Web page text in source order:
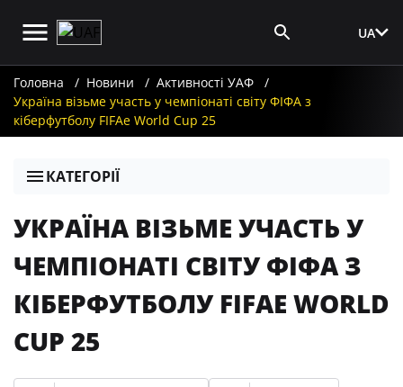
UA
Головна Новини
Активності УАФ
Україна візьме участь у чемпіонаті світу ФІФА з
кіберфутболу FIFAe World Cup 25
КАТЕГОРІЇ
УКРАЇНА ВІЗЬМЕ УЧАСТЬ У
ЧЕМПІОНАТІ СВІТУ ФІФА З
КІБЕРФУТБОЛУ FIFAE WORLD
CUP 25